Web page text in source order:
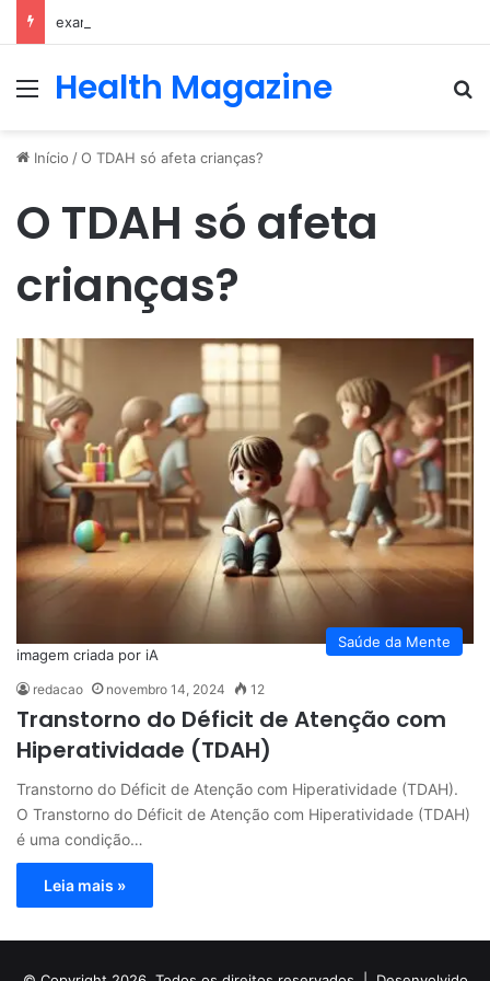
exames e consulta com nefrologista no Rio
Menu
Health Magazine
Início /O TDAH só afeta crianças?
O TDAH só afeta
crianças?
Saúde da Mente
imagem criada por iA
redacao novembro 14, 2024 12
Transtorno do Déficit de Atenção com
Hiperatividade (TDAH)
Transtorno do Déficit de Atenção com Hiperatividade (TDAH).
O Transtorno do Déficit de Atenção com Hiperatividade (TDAH)
é uma condição…
Leia mais »